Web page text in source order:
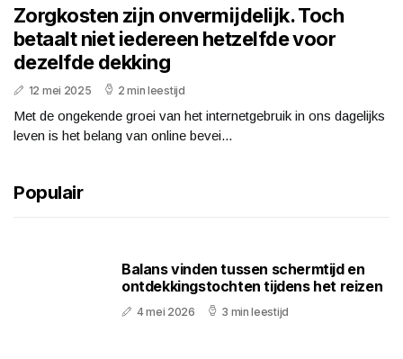
Zorgkosten zijn onvermijdelijk. Toch
betaalt niet iedereen hetzelfde voor
dezelfde dekking
12 mei 2025 2 min leestijd
Met de ongekende groei van het internetgebruik in ons dagelijks
leven is het belang van online bevei...
Populair
Balans vinden tussen schermtijd en
ontdekkingstochten tijdens het reizen
4 mei 2026 3 min leestijd